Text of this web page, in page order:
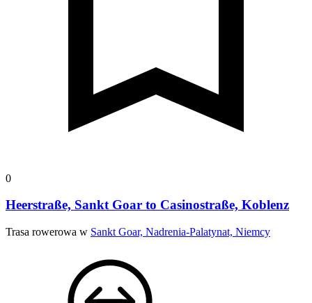
0
Heerstraße, Sankt Goar to Casinostraße, Koblenz
Trasa rowerowa w Sankt Goar, Nadrenia-Palatynat, Niemcy